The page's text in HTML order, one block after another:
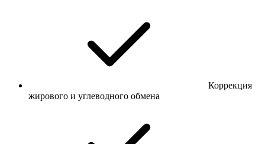
Коррекция
жирового и углеводного обмена